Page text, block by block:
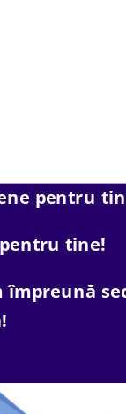
pentru
tine!